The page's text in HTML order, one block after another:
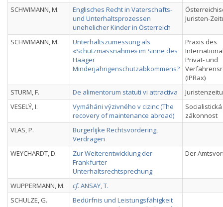
SCHWIMANN, M.
Englisches Recht in Vaterschafts-
und Unterhaltsprozessen
unehelicher Kinder in Österreich
Juristen-
SCHWIMANN, M.
Unterhaltszumessung als
«Schutzmassnahme» im Sinne des
Haager
Minderjährigenschutzabkommens?
Praxis des
Privat- und
(IPRax)
STURM, F.
De alimentorum statuti vi attractiva
VESELÝ, I.
Vymáháni výzivného v cizinc (The
recovery of maintenance abroad)
Socialistická
zákonnost
VLAS, P.
Burgerlijke Rechtsvordering,
Verdragen
WEYCHARDT, D.
Zur Weiterentwicklung der
Frankfurter
Unterhaltsrechtsprechung
Der
WUPPERMANN, M. cf. ANSAY, T.
SCHULZE, G.
Bedürfnis und Leistungsfähigkeit